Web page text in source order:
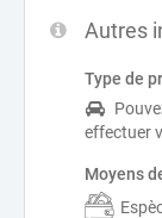
Autres
Type de
effectuer
Moyens